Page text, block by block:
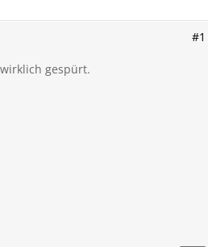
#1
gespürt.